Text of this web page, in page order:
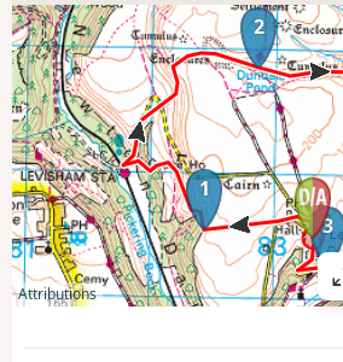
1
2
3
Attributions
A